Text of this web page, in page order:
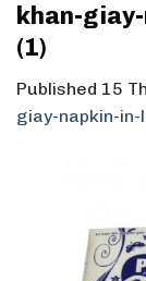
khan-
(1)
Published 15
giay-napkin-